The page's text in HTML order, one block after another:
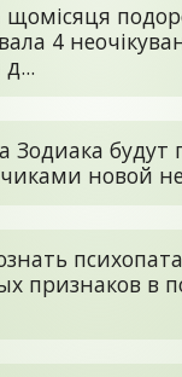
4
Зодиака
новой
признаков в